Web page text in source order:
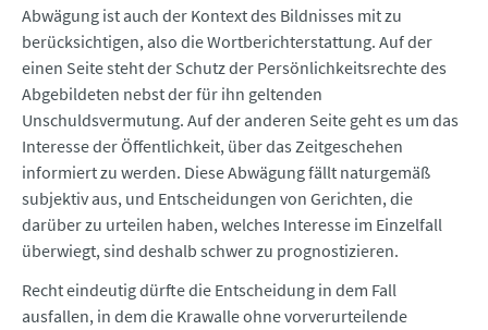
Abwägung ist auch der Kontext des Bildnisses mit zu
berücksichtigen, also die Wortberichterstattung. Auf der
einen Seite steht der Schutz der Persönlichkeitsrechte des
Abgebildeten nebst der für ihn geltenden
Unschuldsvermutung. Auf der anderen Seite geht es um das
Interesse der Öffentlichkeit, über das Zeitgeschehen
informiert zu werden. Diese Abwägung fällt naturgemäß
subjektiv aus, und Entscheidungen von Gerichten, die
darüber zu urteilen haben, welches Interesse im Einzelfall
überwiegt, sind deshalb schwer zu prognostizieren.
Recht eindeutig dürfte die Entscheidung in dem Fall
ausfallen, in dem die Krawalle ohne vorverurteilende